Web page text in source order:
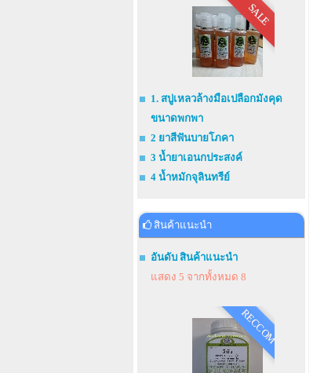
SALE
1. สบู่เหลวล้างมือเปลือกมังคุด
ขนาดพกพา
2 ยาสีฟันบายโภคา
3 น้ำยาเอนกประสงค์
4 น้ำหมักจุลินทรีย์
สินค้าแนะนำ
อันดับ สินค้าแนะนำ
แสดง 5 จากทั้งหมด 8
RECCOM